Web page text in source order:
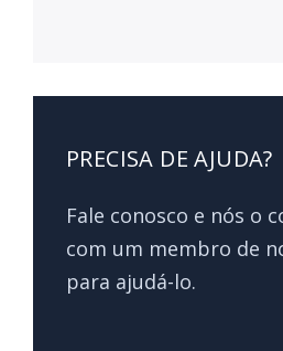
PRECISA DE AJUDA?
Fale conosco e nós o
com um membro de
para ajudá-lo.